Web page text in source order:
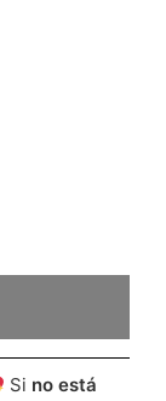
Si no está